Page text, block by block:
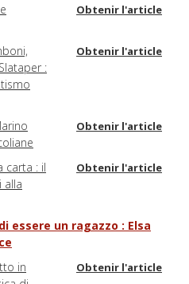
Obtenir l'article
:
Obtenir l'article
Obtenir l'article
carta : il
alla
Obtenir l'article
essere un ragazzo : Elsa
in
Obtenir l'article